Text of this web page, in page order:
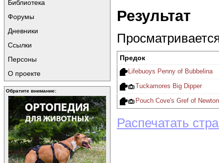
Библиотека
Форумы
Дневники
Ссылки
Персоны
О проекте
Обратите внимание:
Результат
Предок
Lifebuoys Penny of Bubbelina
Tuckamores Big Dipper
Pouch Cove's Gref of
Распечатать